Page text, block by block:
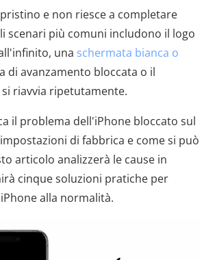
e non riesce a completare
scenari più comuni includono il logo
una schermata bianca o
di avanzamento bloccata o il
riavvia ripetutamente.
il problema dell'iPhone bloccato sul
di fabbrica e come si può
articolo analizzerà le cause in
cinque soluzioni pratiche per
alla normalità.